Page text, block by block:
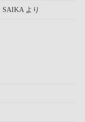
SAIKA より